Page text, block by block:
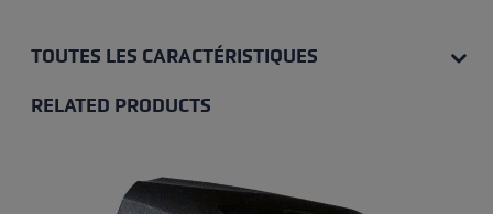
TOUTES LES CARACTÉRISTIQUES
RELATED PRODUCTS